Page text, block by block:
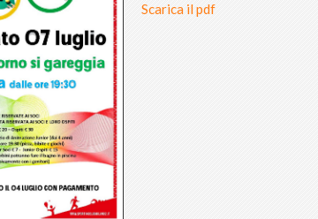
Scarica il pdf